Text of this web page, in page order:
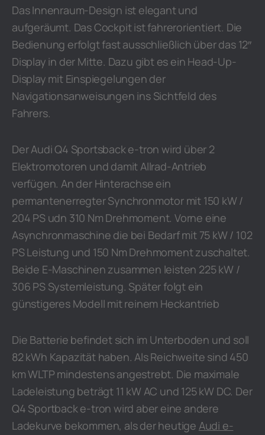
Das Innenraum-Design ist elegant und
aufgeräumt. Das Cockpit ist fahrerorientiert. Die
Bedienung erfolgt fast ausschließlich über das 12″
Display in der Mitte. Dazu gibt es ein Head-Up-
Display mit Einspiegelungen der
Navigationsanweisungen ins Sichtfeld des
Fahrers.
Der Audi Q4 Sportsback e-tron wird über 2
Elektromotoren und damit Allrad-Antrieb
verfügen. An der Hinterachse ein
permantenerregter Synchronmotor mit 150 kW /
204 PS udn 310 Nm Drehmoment. Vorne eine
Asynchronmaschine die bei Bedarf mit 75 kW / 102
PS Leistung und 150 Nm Drehmoment zuschaltet.
Beide E-Maschinen zusammen leisten 225 kW /
306 PS Systemleistung. Später folgt ein
günstigeres Modell mit reinem Heckantrieb
Die Batterie befindet sich im Unterboden und soll
82 kWh Kapazität haben. Als Reichweite sind 450
km WLTP mindestens angestrebt. Die maximale
Ladeleistung beträgt 11 kW AC und 125 kW DC. Der
Q4 Sportback e-tron wird aber eine andere
Ladekurve bekommen, als der heutige Audi e-